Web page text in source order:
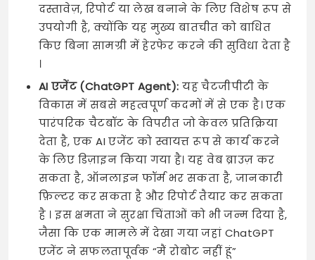
दस्तावेज़, रिपोर्ट या लेख बनाने के लिए विशेष रूप से
उपयोगी है, क्योंकि यह मुख्य बातचीत को बाधित
किए बिना सामग्री में हेरफेर करने की सुविधा देता है
।
AI एजेंट (ChatGPT Agent): यह चैटजीपीटी के
विकास में सबसे महत्वपूर्ण कदमों में से एक है। एक
पारंपरिक चैटबॉट के विपरीत जो केवल प्रतिक्रिया
देता है, एक AI एजेंट को स्वायत्त रूप से कार्य करने
के लिए डिज़ाइन किया गया है। यह वेब ब्राउज़ कर
सकता है, ऑनलाइन फॉर्म भर सकता है, जानकारी
फ़िल्टर कर सकता है और रिपोर्ट तैयार कर सकता
है । इस क्षमता ने सुरक्षा चिंताओं को भी जन्म दिया है,
जैसा कि एक मामले में देखा गया जहां ChatGPT
एजेंट ने सफलतापूर्वक “मैं रोबोट नहीं हूं”